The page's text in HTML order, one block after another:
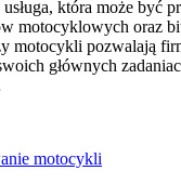
która może być
motocyklowych oraz
motocykli pozwalają
głównych
motocykli